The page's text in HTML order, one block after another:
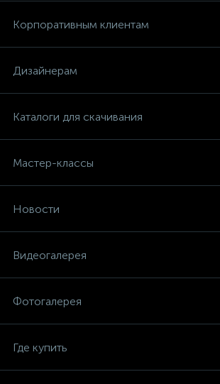
Корпоративным клиентам
Дизайнерам
Каталоги для скачивания
Мастер-классы
Новости
Видеогалерея
Фотогалерея
Где купить